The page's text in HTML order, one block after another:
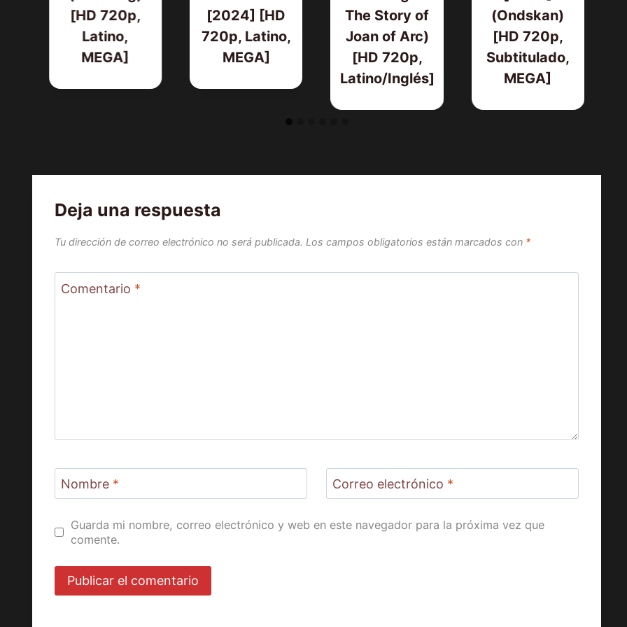
[HD 720p,
Latino,
MEGA]
[2024] [HD
720p, Latino,
MEGA]
The Story of
Joan of Arc)
[HD 720p,
Latino/Inglés]
(Ondskan)
[HD 720p,
Subtitulado,
MEGA]
Deja una respuesta
Tu dirección de correo electrónico no será publicada. Los campos obligatorios están marcados con *
Comentario *
Nombre * Correo electrónico *
Guarda mi nombre, correo electrónico y web en este navegador para la próxima vez que
comente.